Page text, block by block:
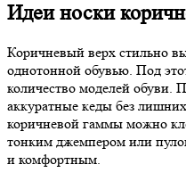
Идеи носки
Коричневый верх стильно
однотонной обувью. Под
количество моделей обуви.
аккуратные кеды без
коричневой гаммы можно
тонким джемпером или
и комфортным.